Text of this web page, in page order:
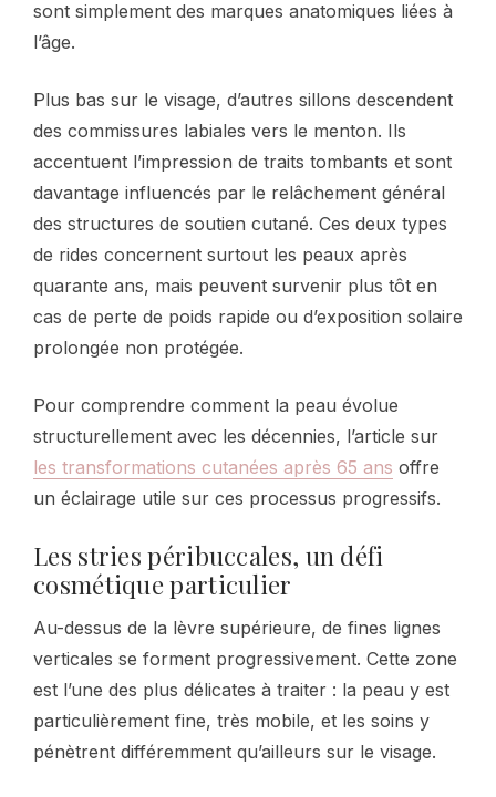
sont simplement des marques anatomiques liées à
l’âge.
Plus bas sur le visage, d’autres sillons descendent
des commissures labiales vers le menton. Ils
accentuent l’impression de traits tombants et sont
davantage influencés par le relâchement général
des structures de soutien cutané. Ces deux types
de rides concernent surtout les peaux après
quarante ans, mais peuvent survenir plus tôt en
cas de perte de poids rapide ou d’exposition solaire
prolongée non protégée.
Pour comprendre comment la peau évolue
structurellement avec les décennies, l’article sur
les transformations cutanées après 65 ans offre
un éclairage utile sur ces processus progressifs.
Les stries péribuccales, un défi
cosmétique particulier
Au-dessus de la lèvre supérieure, de fines lignes
verticales se forment progressivement. Cette zone
est l’une des plus délicates à traiter : la peau y est
particulièrement fine, très mobile, et les soins y
pénètrent différemment qu’ailleurs sur le visage.